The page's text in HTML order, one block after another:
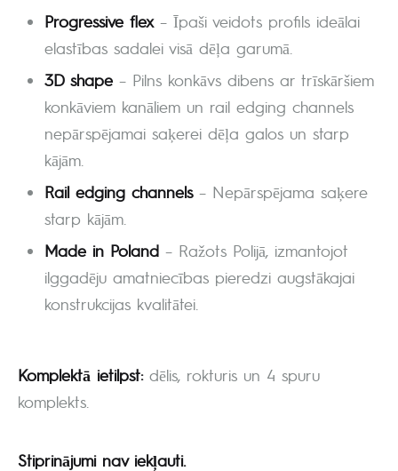
Progressive flex– Īpaši veidots profils ideālai
elastības sadalei visā dēļa garumā.
3D shape – Pilns konkāvs dibens ar trīskāršiem
konkāviem kanāliem un rail edging channels
nepārspējamai saķerei dēļa galos un starp
kājām.
Rail edging channels– Nepārspējama saķere
starp kājām.
Made in Poland – Ražots Polijā, izmantojot
ilggadēju amatniecības pieredzi augstākajai
konstrukcijas kvalitātei.
Komplektā ietilpst:dēlis, rokturis un 4 spuru
komplekts.
Stiprinājumi nav iekļauti.